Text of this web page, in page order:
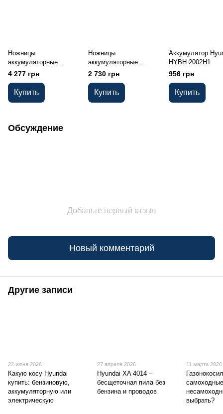
Ножницы
аккумуляторные
Hyundai HYT 2018 Set
4 277 грн
Купить
Ножницы
аккумуляторные
Hyundai HYT 2018 без
АКБ и ЗУ
2 730 грн
Купить
Аккумулятор
HYBH 2002H1
956 грн
Купить
Обсуждение
Добавьте первый отзыв
Новый комментарий
Другие записи
22 июня 2026
Какую косу Hyundai
купить: бензиновую,
аккумуляторную или
электрическую
27 апреля 2026
Hyundai XA 4014 –
бесщеточная пила без
бензина и проводов
11 марта 2026
выбрать?